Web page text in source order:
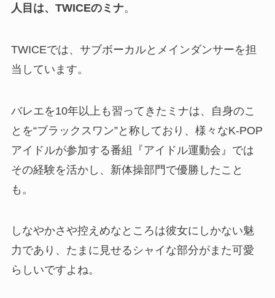
人目は、TWICEのミナ。
TWICEでは、サブボーカルとメインダンサーを担
当しています。
バレエを10年以上も習ってきたミナは、自身のこ
とを“ブラックスワン”と称しており、様々なK-POP
アイドルが参加する番組『アイドル運動会』では
その経験を活かし、新体操部門で優勝したこと
も。
しなやかさや控えめなところは彼女にしかない魅
力であり、たまに見せるシャイな部分がまた可愛
らしいですよね。